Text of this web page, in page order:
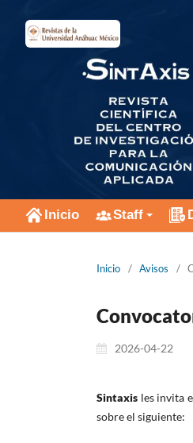
Inicio Staff
Inicio / Avisos /
2026-04-22
Sintaxis les invita
sobre el siguiente: